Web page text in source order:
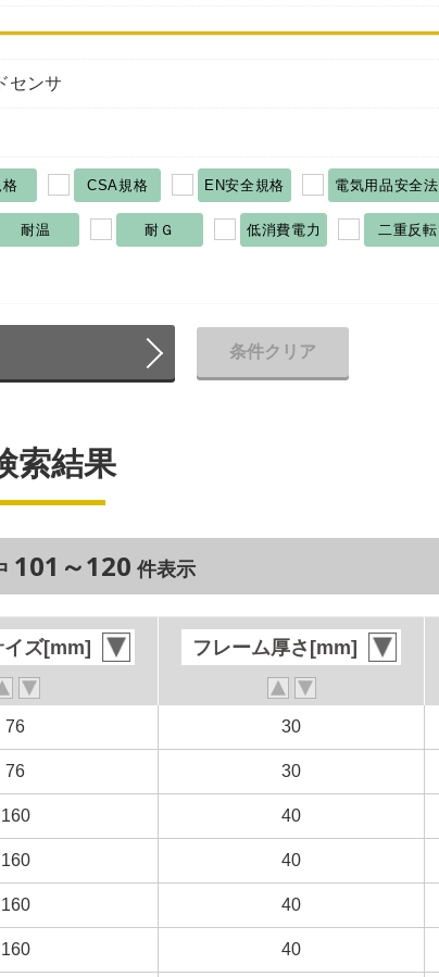
センサ
格 CSA規格 EN安全規格 電気用品安全法
耐温 耐Ｇ 低消費電力 二重反転
条件クリア
索結果
101～120 件表示
イズ[mm] フレーム厚さ[mm]
76 30
76 30
160 40
160 40
160 40
160 40
イズ[mm] フレーム厚さ[mm]
76 30
76 30
160 40
160 40
160 40
160 40